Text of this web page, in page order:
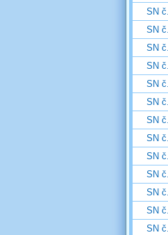
SN
SN
SN
SN
SN
SN
SN
SN
SN
SN
SN
SN
SN